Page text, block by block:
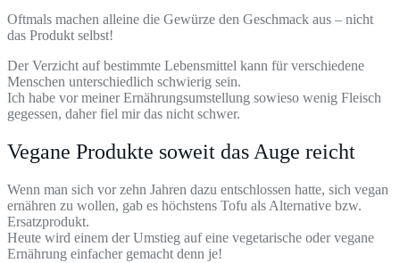
Oftmals machen alleine die Gewürze den Geschmack aus – nicht
das Produkt selbst!
Der Verzicht auf bestimmte Lebensmittel kann für verschiedene
Menschen unterschiedlich schwierig sein.
Ich habe vor meiner Ernährungsumstellung sowieso wenig Fleisch
gegessen, daher fiel mir das nicht schwer.
Vegane Produkte soweit das Auge reicht
Wenn man sich vor zehn Jahren dazu entschlossen hatte, sich vegan
ernähren zu wollen, gab es höchstens Tofu als Alternative bzw.
Ersatzprodukt.
Heute wird einem der Umstieg auf eine vegetarische oder vegane
Ernährung einfacher gemacht denn je!